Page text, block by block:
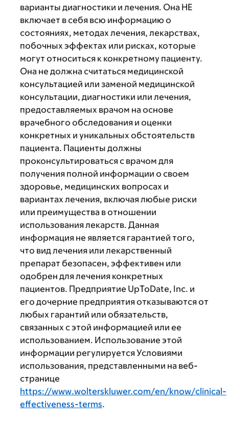
варианты диагностики и лечения. Она НЕ
включает в себя всю информацию о
состояниях, методах лечения, лекарствах,
побочных эффектах или рисках, которые
могут относиться к конкретному пациенту.
Она не должна считаться медицинской
консультацией или заменой медицинской
консультации, диагностики или лечения,
предоставляемых врачом на основе
врачебного обследования и оценки
конкретных и уникальных обстоятельств
пациента. Пациенты должны
проконсультироваться с врачом для
получения полной информации о своем
здоровье, медицинских вопросах и
вариантах лечения, включая любые риски
или преимущества в отношении
использования лекарств. Данная
информация не является гарантией того,
что вид лечения или лекарственный
препарат безопасен, эффективен или
одобрен для лечения конкретных
пациентов. Предприятие UpToDate, Inc. и
его дочерние предприятия отказываются от
любых гарантий или обязательств,
связанных с этой информацией или ее
использованием. Использование этой
информации регулируется Условиями
использования, представленными на веб-
странице
https://www.wolterskluwer.com/en/know/clinical-
effectiveness-terms.